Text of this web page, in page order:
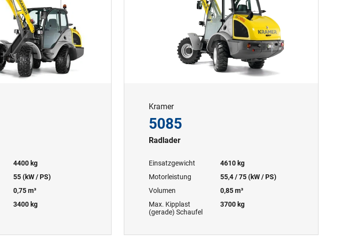
4400 kg
55 (kW / PS)
0,75 m³
3400 kg
Kramer
5085
Radlader
Einsatzgewicht
4610 kg
Motorleistung
55,4 / 75 (kW / PS)
Volumen
0,85 m³
Max. Kipplast
(gerade) Schaufel
3700 kg